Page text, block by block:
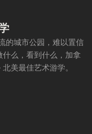
的城市公园，难以置信
么，看到什么，加拿
美最佳艺术游学。